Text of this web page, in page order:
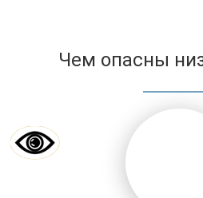
История лечения
Чем опасны